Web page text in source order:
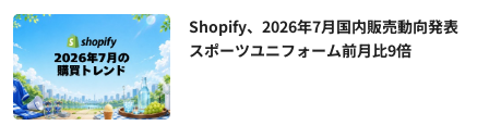
Shopify、2026年7月国内販売動向発表
スポーツユニフォーム前月比9倍